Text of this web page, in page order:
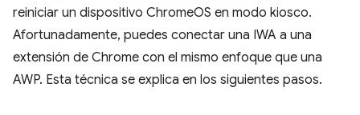
reiniciar un dispositivo ChromeOS en modo kiosco.
Afortunadamente, puedes conectar una IWA a una
extensión de Chrome con el mismo enfoque que una
AWP. Esta técnica se explica en los siguientes pasos.